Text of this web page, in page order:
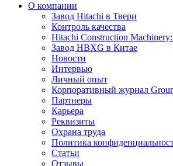
О компании
Завод Hitachi в Твери
Контроль качества
Hitachi Construction
Завод HBXG в Китае
Новости
Интервью
Личный опыт
Корпоративный журнал
Партнеры
Карьера
Реквизиты
Охрана труда
Политика
Статьи
Отзывы